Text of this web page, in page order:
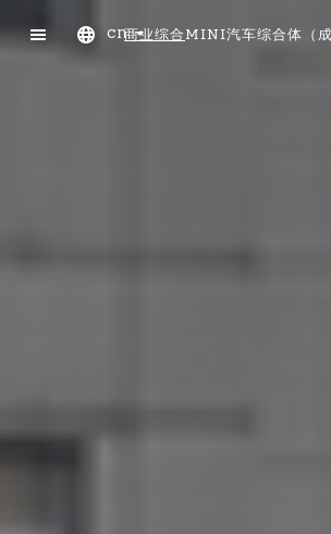
cn商业综合 MINI汽车综合体（成